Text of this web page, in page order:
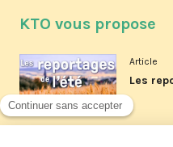
KTO vous propose
Article
Les